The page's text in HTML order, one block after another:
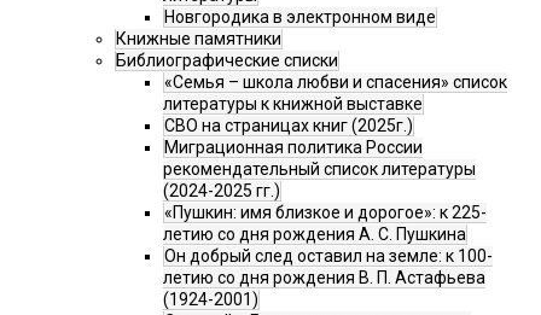
Новгородика в электронном виде
Книжные памятники
Библиографические списки
«Семья – школа любви и спасения» список
литературы к книжной выставке
СВО на страницах книг (2025г.)
Миграционная политика России
рекомендательный список литературы
(2024-2025 гг.)
«Пушкин: имя близкое и дорогое»: к 225-
летию со дня рождения А. С. Пушкина
Он добрый след оставил на земле: к 100-
летию со дня рождения В. П. Астафьева
(1924-2001)